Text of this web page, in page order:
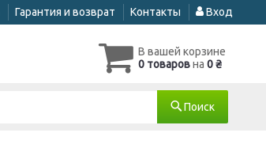
Гарантия и возврат Контакты Вход
В вашей корзине
0 товаровна 0 ₴
Поиск